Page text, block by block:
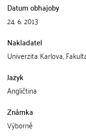
Datum obhajoby
24. 6. 2013
Nakladatel
Univerzita Karlova,
Jazyk
Angličtina
Známka
Výborně